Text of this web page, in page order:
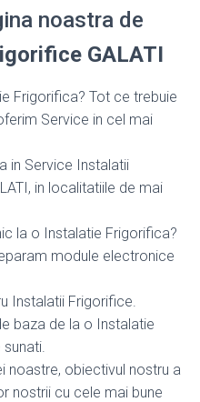
noastra de
GALATI
Frigorifica? Tot ce trebuie
Service in cel mai
in Service Instalatii
in localitatiile de mai
la o Instalatie Frigorifica?
module electronice
Instalatii Frigorifice.
baza de la o Instalatie
noastre, obiectivul nostru a
nostrii cu cele mai bune